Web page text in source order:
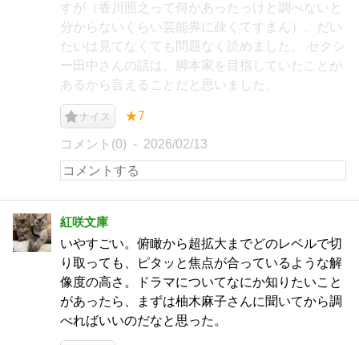
すが（香川照之って何かあったっけと調べないと
分からないくらい芸能界に疎くてすまん）、だい
たいは見てなくても問題なく読めました。 セクシ
ー田中さんの話は、脚本家を目指していたことが
あるから言えることだと思いました。
ナイス ★7
コメント(0) 2026/02/13
紅咲文庫
いやすごい。俯瞰から超拡大までどのレベルで切
り取っても、ピタッと焦点が合っているような解
像度の高さ。ドラマについてなにか知りたいこと
があったら、まずは柚木麻子さんに聞いてから調
べればいいのだなと思った。